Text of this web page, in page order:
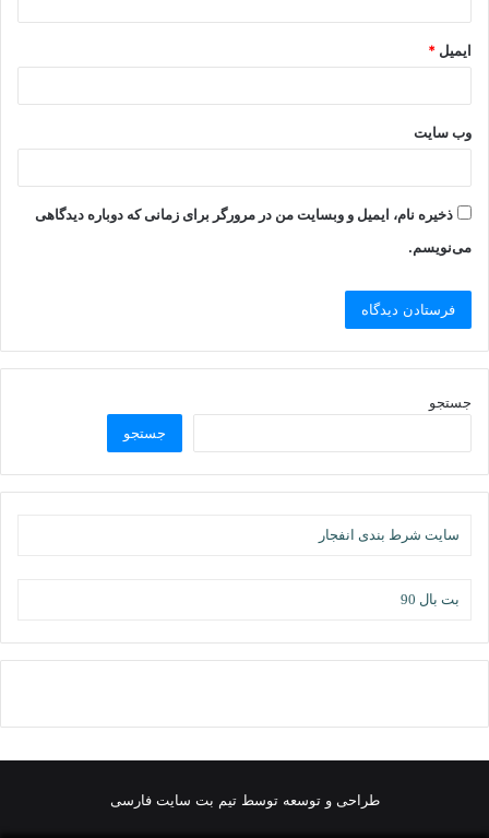
ایمیل *
وب‌ سایت
ذخیره نام، ایمیل و وبسایت من در مرورگر برای زمانی که دوباره دیدگاهی
می‌نویسم.
جستجو
جستجو
سایت شرط بندی انفجار
بت بال 90
طراحی و توسعه توسط تیم بت سایت فارسی